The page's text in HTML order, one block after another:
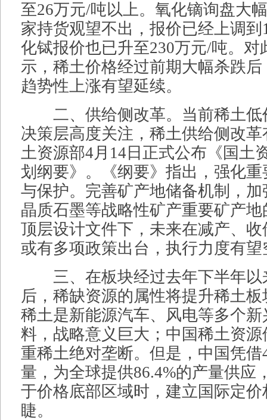
至26万元/吨以上。氧化镝询盘大
家持货观望不出，报价已经上调
化铽报价也已升至230万元/吨。对
示，稀土价格经过前期大幅杀跌
趋势性上涨有望延续。
二、供给侧改革。当前稀土低
决策层高度关注，稀土供给侧改
土资源部4月14日正式公布《国土
划纲要》。《纲要》指出，强化
与保护。完善矿产地储备机制，
晶质石墨等战略性矿产重要矿产
顶层设计文件下，未来在减产、
或有多项政策出台，执行力度有望
三、在板块经过去年下半年以
后，稀缺资源的属性将提升稀土
稀土是新能源汽车、风电等多个
料，战略意义巨大；中国稀土资
重稀土绝对垄断。但是，中国凭借
量，为全球提供86.4%的产量供应
于价格底部区域时，建立国际定
睫。